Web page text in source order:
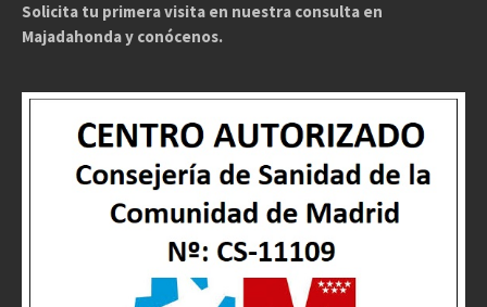
Solicita tu primera visita en nuestra consulta en
Majadahonda y conócenos.